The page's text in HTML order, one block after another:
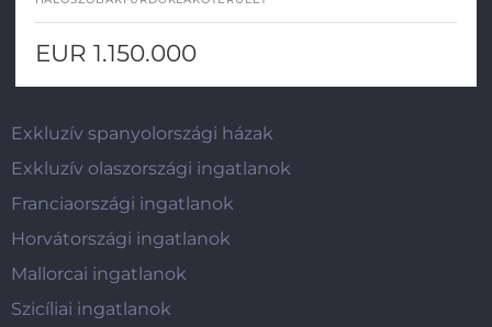
EUR 1.150.000
Exkluzív spanyolországi házak
Exkluzív olaszországi ingatlanok
Franciaországi ingatlanok
Horvátországi ingatlanok
Mallorcai ingatlanok
Szicíliai ingatlanok